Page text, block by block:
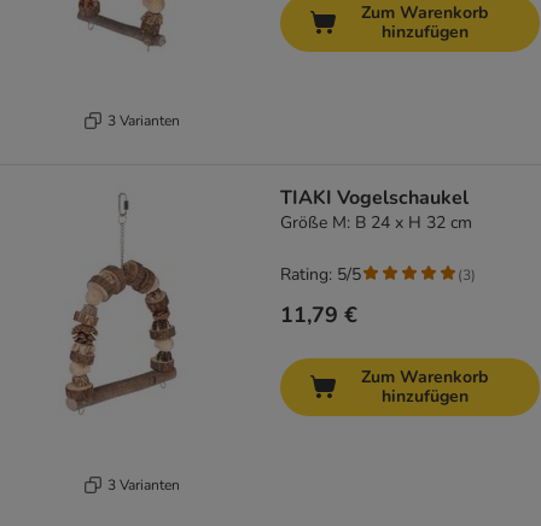
3 Varianten
Zum Warenkorb
hinzufügen
3 Varianten
TIAKI Vogelschaukel
Größe M: B 24 x H 32 cm
11,79 €
Rating: 5/5 (3)
Zum Warenkorb
hinzufügen